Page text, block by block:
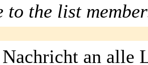
to the list
an alle